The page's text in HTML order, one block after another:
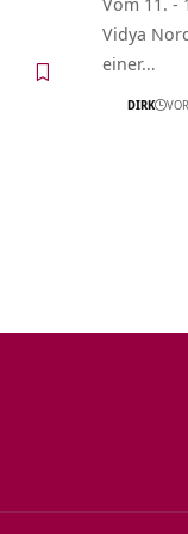
Vidya
einer…
DIRK